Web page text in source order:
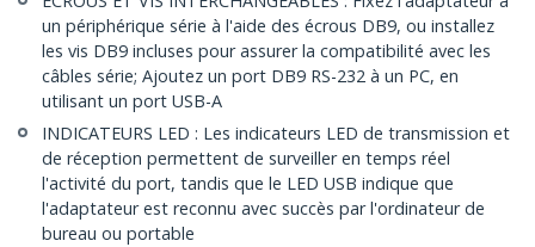
un périphérique série à l'aide des écrous DB9, ou installez
les vis DB9 incluses pour assurer la compatibilité avec les
câbles série; Ajoutez un port DB9 RS-232 à un PC, en
utilisant un port USB-A
INDICATEURS LED : Les indicateurs LED de transmission et
de réception permettent de surveiller en temps réel
l'activité du port, tandis que le LED USB indique que
l'adaptateur est reconnu avec succès par l'ordinateur de
bureau ou portable